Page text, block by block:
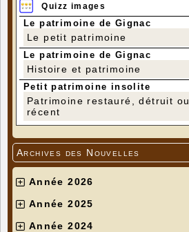
Quizz images
Le patrimoine de Gignac
Le petit patrimoine
Le patrimoine de Gignac
Histoire et patrimoine
Petit patrimoine insolite
Patrimoine restauré, détruit ou
récent
Archives des Nouvelles
Année 2026
Année 2025
Année 2024